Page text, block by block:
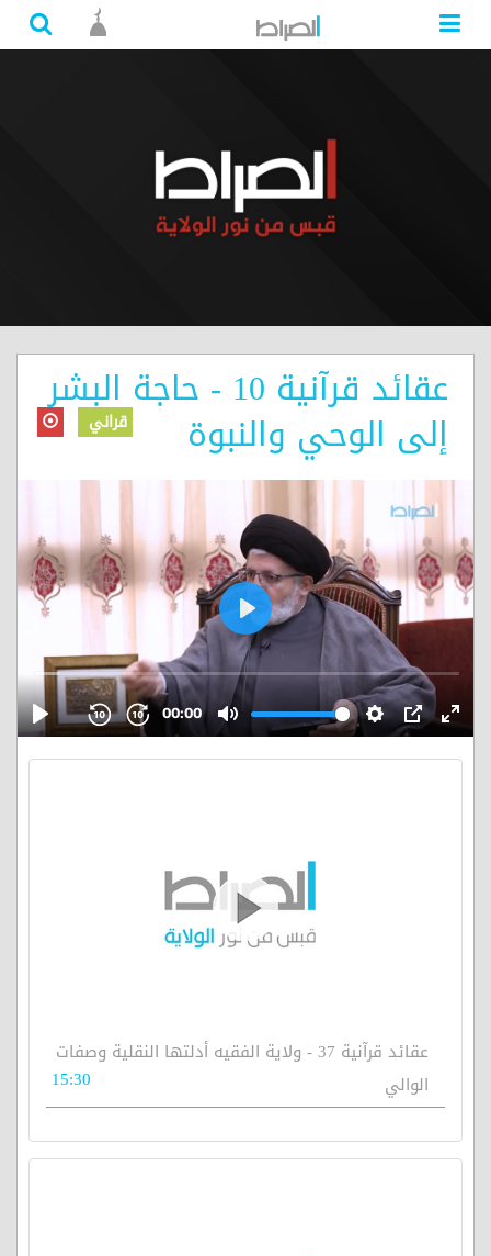
عقائد قرآنية 10 - حاجة البشر
إلى الوحي والنبوة قراني
عقائد قرآنية 37 - ولاية الفقيه أدلتها النقلية وصفات
الوالي
15:30